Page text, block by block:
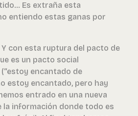
Es extraña esta
entiendo estas ganas por
Y con esta ruptura del pacto de
es un pacto social
encantado de
estoy encantado, pero hay
entrado en una nueva
la información donde todo es